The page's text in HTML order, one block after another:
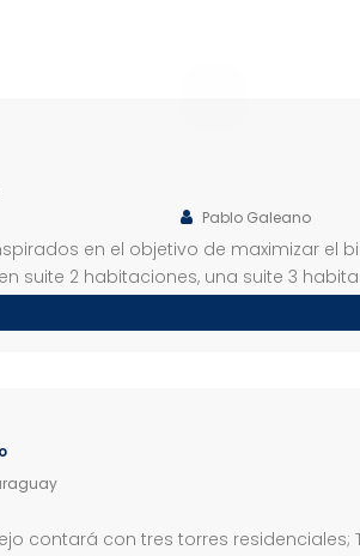
Pablo Galeano
en el objetivo de maximizar el
suite 2 habitaciones, una suite 3
con tres torres residenciales;